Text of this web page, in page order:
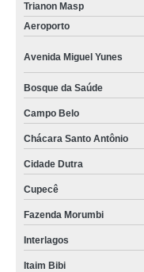
Trianon Masp
Aeroporto
Avenida Miguel Yunes
Bosque da Saúde
Campo Belo
Chácara Santo Antônio
Cidade Dutra
Cupecê
Fazenda Morumbi
Interlagos
Itaim Bibi